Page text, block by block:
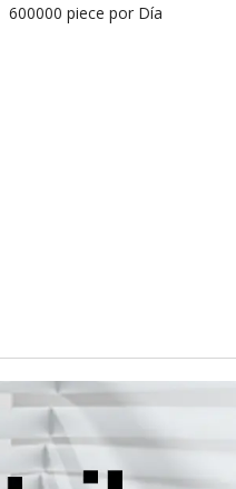
600000 piece por Día